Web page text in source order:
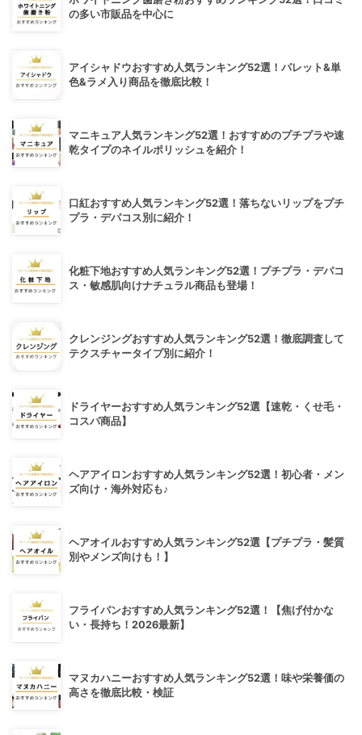
の多い市販品を中心に
アイシャドウおすすめ人気ランキング52選！パレット&単
色&ラメ入り商品を徹底比較！
マニキュア人気ランキング52選！おすすめのプチプラや速
乾タイプのネイルポリッシュを紹介！
口紅おすすめ人気ランキング52選！落ちないリップをプチ
プラ・デパコス別に紹介！
化粧下地おすすめ人気ランキング52選！プチプラ・デパコ
ス・敏感肌向けナチュラル商品も登場！
クレンジングおすすめ人気ランキング52選！徹底調査して
テクスチャータイプ別に紹介！
ドライヤーおすすめ人気ランキング52選【速乾・くせ毛・
コスパ商品】
ヘアアイロンおすすめ人気ランキング52選！初心者・メン
ズ向け・海外対応も♪
ヘアオイルおすすめ人気ランキング52選【プチプラ・髪質
別やメンズ向けも！】
フライパンおすすめ人気ランキング52選！【焦げ付かな
い・長持ち！2026最新】
マヌカハニーおすすめ人気ランキング52選！味や栄養価の
高さを徹底比較・検証